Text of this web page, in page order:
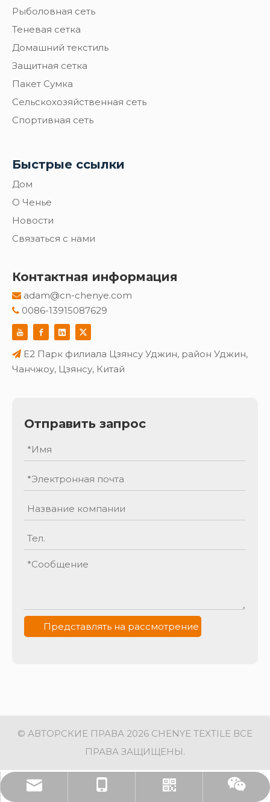
Рыболовная сеть
Теневая сетка
Домашний текстиль
Защитная сетка
Пакет Сумка
Сельскохозяйственная сеть
Спортивная сеть
Быстрые ссылки
Дом
О Ченье
Новости
Связаться с нами
Контактная информация
 adam@cn-chenye.com
 0086-13915087629
 E2 Парк филиала Цзянсу Уджин, район Уджин,
Чанчжоу, Цзянсу, Китай
adam@cn-chenye.com
86-13915087629
Отправить запрос
Представлять на рассмотрение
© АВТОРСКИЕ ПРАВА 2026 CHENYE TEXTILE ВСЕ
ПРАВА ЗАЩИЩЕНЫ.